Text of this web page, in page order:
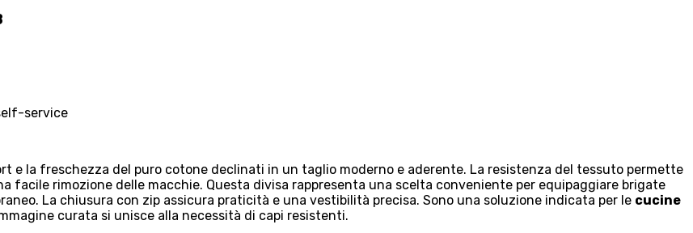
service
e la freschezza del puro cotone declinati in un taglio moderno e aderente. La resistenza del tessuto permette
facile rimozione delle macchie. Questa divisa rappresenta una scelta conveniente per equipaggiare brigate
La chiusura con zip assicura praticità e una vestibilità precisa. Sono una soluzione indicata per le cucine
curata si unisce alla necessità di capi resistenti.